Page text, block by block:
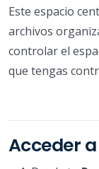
Este espacio
archivos
controlar el
que tengas
Acceder